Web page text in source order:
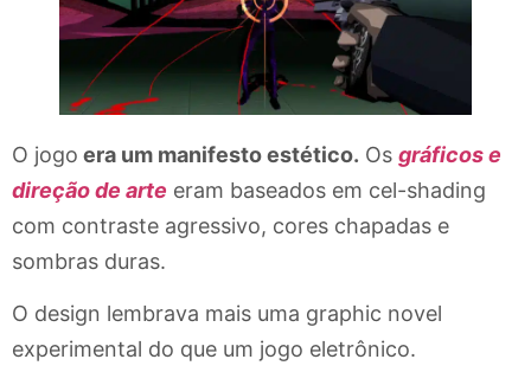
O jogo era um manifesto estético. Os gráficos e
direção de arte eram baseados em cel-shading
com contraste agressivo, cores chapadas e
sombras duras.
O design lembrava mais uma graphic novel
experimental do que um jogo eletrônico.